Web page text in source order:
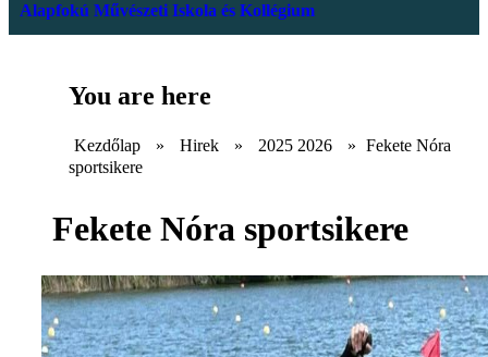
Alapfokú Művészeti Iskola és Kollégium
You are here
Kezdőlap » Hirek » 2025 2026 » Fekete Nóra
sportsikere
Fekete Nóra sportsikere